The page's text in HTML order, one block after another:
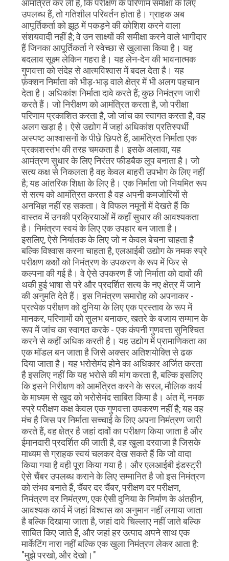
आमंत्रित कर ली है, कि परीक्षण के परिणाम समीक्षा के लिए
उपलब्ध हैं, तो गतिशील परिवर्तन होता है। ग्राहक अब
आपूर्तिकर्ता को झूठ में पकड़ने की कोशिश करने वाला
संशयवादी नहीं है; वे उन साक्ष्यों की समीक्षा करने वाले भागीदार
हैं जिनका आपूर्तिकर्ता ने स्वेच्छा से खुलासा किया है। यह
बदलाव सूक्ष्म लेकिन गहरा है। यह लेन-देन की भावनात्मक
गुणवत्ता को संदेह से आत्मविश्वास में बदल देता है। यह
फ़ंक्शन निर्माता को भीड़-भाड़ वाले क्षेत्र में भी अलग पहचान
देता है। अधिकांश निर्माता दावे करते हैं; कुछ निमंत्रण जारी
करते हैं। जो निरीक्षण को आमंत्रित करता है, जो परीक्षा
परिणाम प्रकाशित करता है, जो जांच का स्वागत करता है, वह
अलग खड़ा है। ऐसे उद्योग में जहां अधिकांश प्रतिस्पर्धी
अस्पष्ट आश्वासनों के पीछे छिपते हैं, आमंत्रित निर्माता एक
प्रकाशस्तंभ की तरह चमकता है। इसके अलावा, यह
आमंत्रण सुधार के लिए निरंतर फीडबैक लूप बनाता है। जो
सत्य कक्ष से निकलता है वह केवल बाहरी उपभोग के लिए नहीं
है; यह आंतरिक शिक्षा के लिए है। एक निर्माता जो नियमित रूप
से सत्य को आमंत्रित करता है वह अपनी कमजोरियों से
अनभिज्ञ नहीं रह सकता। वे विफल नमूनों में देखते हैं कि
वास्तव में उनकी प्रक्रियाओं में कहाँ सुधार की आवश्यकता
है। निमंत्रण स्वयं के लिए एक उपहार बन जाता है।
इसलिए, ऐसे निर्यातक के लिए जो न केवल बेचना चाहता है
बल्कि विश्वास करना चाहता है, एलआईबी उद्योग के नमक स्प्रे
परीक्षण कक्षों को निमंत्रण के उपकरण के रूप में फिर से
कल्पना की गई है। वे ऐसे उपकरण हैं जो निर्माता को दावों की
थकी हुई भाषा से परे और प्रदर्शित सत्य के नए क्षेत्र में जाने
की अनुमति देते हैं। इस निमंत्रण समारोह को अपनाकर -
प्रत्येक परीक्षण को दुनिया के लिए एक प्रस्ताव के रूप में
मानकर, परिणामों को सुलभ बनाकर, खतरे के बजाय सम्मान के
रूप में जांच का स्वागत करके - एक कंपनी गुणवत्ता सुनिश्चित
करने से कहीं अधिक करती है। यह उद्योग में प्रामाणिकता का
एक मॉडल बन जाता है जिसे अक्सर अतिशयोक्ति से ढक
दिया जाता है। यह भरोसेमंद होने का अधिकार अर्जित करता
है इसलिए नहीं कि यह भरोसे की मांग करता है, बल्कि इसलिए
कि इसने निरीक्षण को आमंत्रित करने के सरल, मौलिक कार्य
के माध्यम से खुद को भरोसेमंद साबित किया है। अंत में, नमक
स्प्रे परीक्षण कक्ष केवल एक गुणवत्ता उपकरण नहीं है; यह वह
मंच है जिस पर निर्माता सच्चाई के लिए अपना निमंत्रण जारी
करते हैं, वह क्षेत्र है जहां दावों का परीक्षण किया जाता है और
ईमानदारी प्रदर्शित की जाती है, वह खुला दरवाजा है जिसके
माध्यम से ग्राहक स्वयं चलकर देख सकते हैं कि जो वादा
किया गया है वही पूरा किया गया है। और एलआईबी इंडस्ट्री
ऐसे चैंबर उपलब्ध कराने के लिए सम्मानित है जो इस निमंत्रण
को संभव बनाते हैं, चैंबर दर चैंबर, परीक्षण दर परीक्षण,
निमंत्रण दर निमंत्रण, एक ऐसी दुनिया के निर्माण के अंतहीन,
आवश्यक कार्य में जहां विश्वास का अनुमान नहीं लगाया जाता
है बल्कि दिखाया जाता है, जहां दावे चिल्लाए नहीं जाते बल्कि
साबित किए जाते हैं, और जहां हर उत्पाद अपने साथ एक
मार्केटिंग नारा नहीं बल्कि एक खुला निमंत्रण लेकर आता है:
"मुझे परखो, और देखो।"